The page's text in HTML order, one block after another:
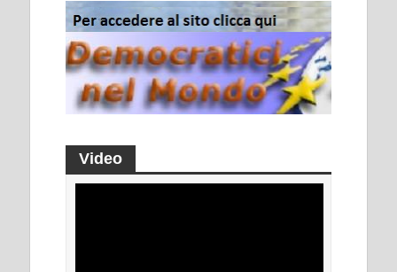
Video